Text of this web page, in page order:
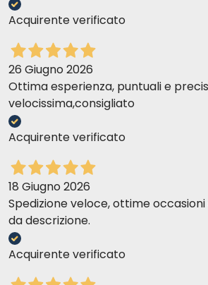
Acquirente verificato
26 Giugno 2026
Ottima esperienza, puntuali e
velocissima,consigliato
Acquirente verificato
18 Giugno 2026
Spedizione veloce, ottime
da descrizione.
Acquirente verificato